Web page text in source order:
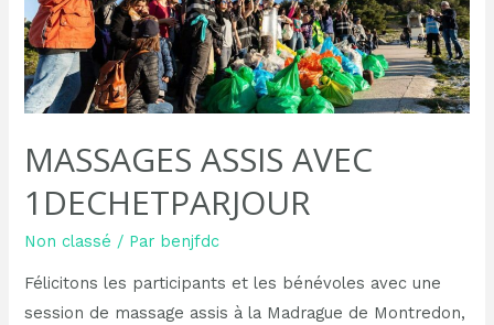
MASSAGES ASSIS AVEC
1DECHETPARJOUR
Non classé / Par benjfdc
Félicitons les participants et les bénévoles avec une
session de massage assis à la Madrague de Montredon,